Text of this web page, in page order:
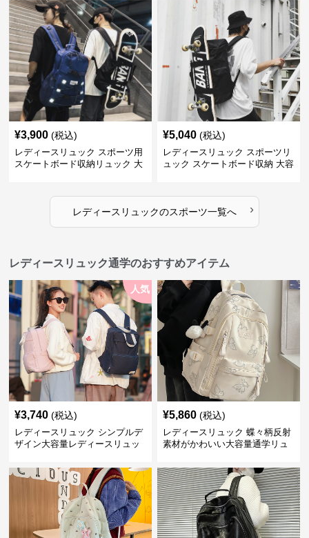
¥3,900 (税込)
レディースリュック スポーツ用
スケートボード収納リュック 大
¥5,040 (税込)
レディースリュック スポーツリ
ュック スケートボード収納 大容
レディースリュックのスポーツ一覧へ ›
レディースリュック通学のおすすめアイテム
人気
¥3,740 (税込)
レディースリュック シンプルデ
ザイン大容量レディースリュッ
¥5,860 (税込)
レディースリュック 蝶々柄反射
素材がかわいい大容量通学リュ